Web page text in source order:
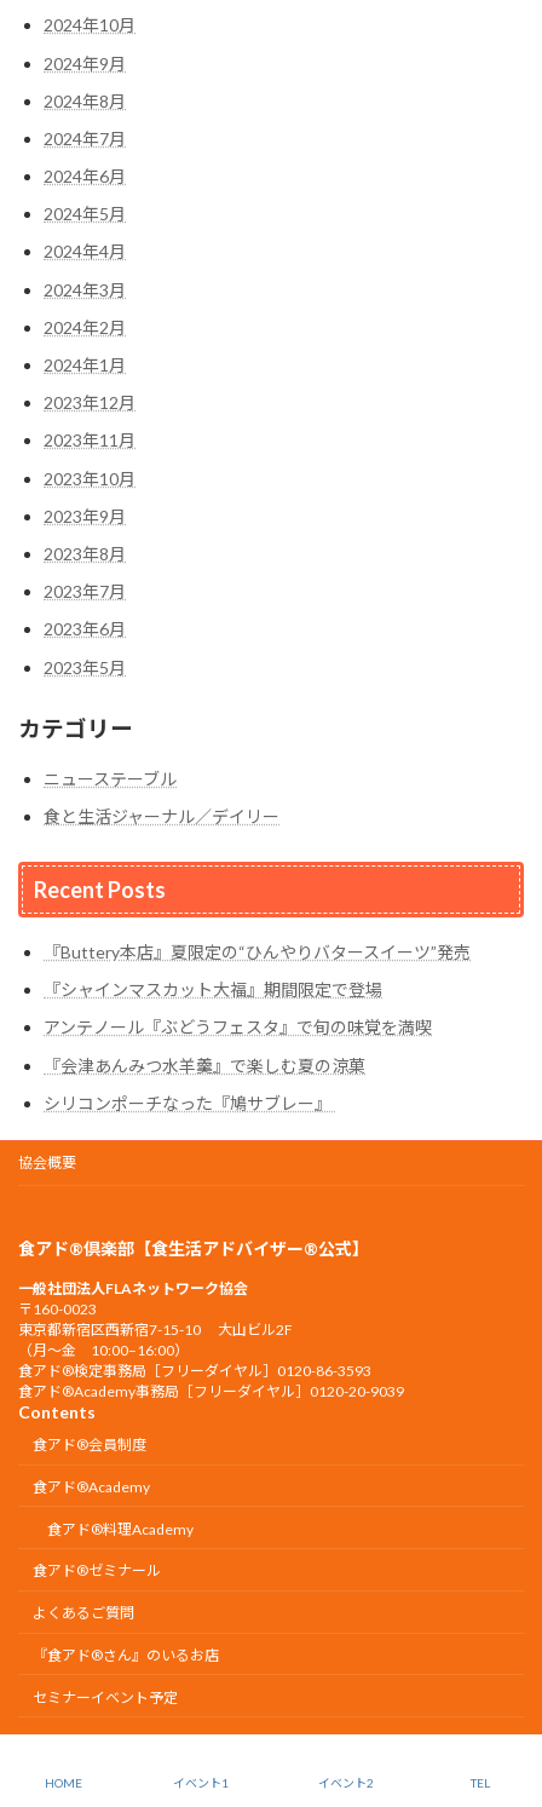
2024年10月
2024年9月
2024年8月
2024年7月
2024年6月
2024年5月
2024年4月
2024年3月
2024年2月
2024年1月
2023年12月
2023年11月
2023年10月
2023年9月
2023年8月
2023年7月
2023年6月
2023年5月
カテゴリー
ニューステーブル
食と生活ジャーナル／デイリー
Recent Posts
『Buttery本店』夏限定の“ひんやりバタースイーツ”発売
『シャインマスカット大福』期間限定で登場
アンテノール『ぶどうフェスタ』で旬の味覚を満喫
『会津あんみつ水羊羹』で楽しむ夏の涼菓
シリコンポーチなった『鳩サブレー』
協会概要
食アド®倶楽部【食生活アドバイザー®公式】
一般社団法人FLAネットワーク協会
〒160-0023
東京都新宿区西新宿7-15-10 大山ビル2F
（月〜金 10:00–16:00）
食アド®︎検定事務局［フリーダイヤル］0120-86-3593
食アド®︎Academy事務局［フリーダイヤル］0120-20-9039
Contents
食アド®会員制度
食アド®︎Academy
食アド®︎料理Academy
食アド®ゼミナール
よくあるご質問
『食アド®︎さん』のいるお店
セミナーイベント予定
HOME イベント1 イベント2 TEL